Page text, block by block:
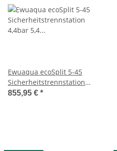
Ewuaqua ecoSplit 5-45
Sicherheitstrennstation
4,4bar 5,4 m³/h DIN EN 1717
855,95 € *